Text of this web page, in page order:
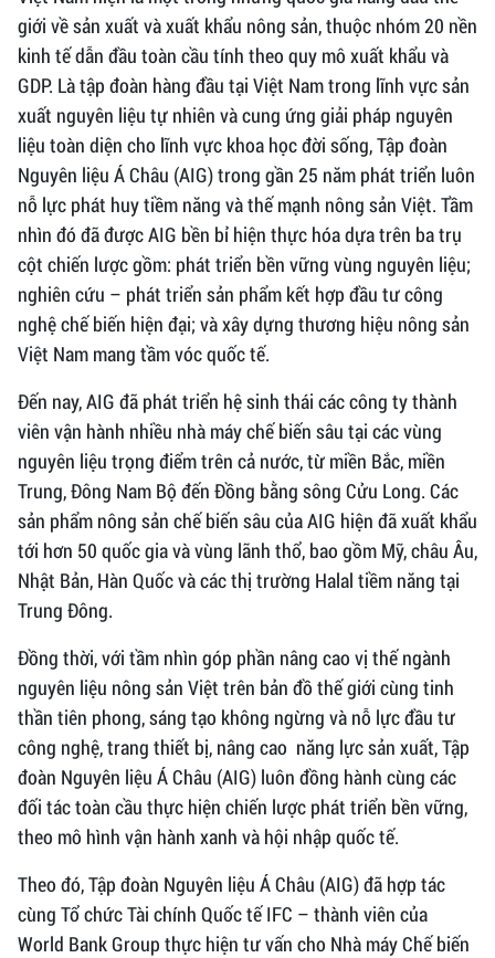
giới về sản xuất và xuất khẩu nông sản, thuộc nhóm 20 nền
kinh tế dẫn đầu toàn cầu tính theo quy mô xuất khẩu và
GDP. Là tập đoàn hàng đầu tại Việt Nam trong lĩnh vực sản
xuất nguyên liệu tự nhiên và cung ứng giải pháp nguyên
liệu toàn diện cho lĩnh vực khoa học đời sống, Tập đoàn
Nguyên liệu Á Châu (AIG) trong gần 25 năm phát triển luôn
nỗ lực phát huy tiềm năng và thế mạnh nông sản Việt. Tầm
nhìn đó đã được AIG bền bỉ hiện thực hóa dựa trên ba trụ
cột chiến lược gồm: phát triển bền vững vùng nguyên liệu;
nghiên cứu – phát triển sản phẩm kết hợp đầu tư công
nghệ chế biến hiện đại; và xây dựng thương hiệu nông sản
Việt Nam mang tầm vóc quốc tế.
Đến nay, AIG đã phát triển hệ sinh thái các công ty thành
viên vận hành nhiều nhà máy chế biến sâu tại các vùng
nguyên liệu trọng điểm trên cả nước, từ miền Bắc, miền
Trung, Đông Nam Bộ đến Đồng bằng sông Cửu Long. Các
sản phẩm nông sản chế biến sâu của AIG hiện đã xuất khẩu
tới hơn 50 quốc gia và vùng lãnh thổ, bao gồm Mỹ, châu Âu,
Nhật Bản, Hàn Quốc và các thị trường Halal tiềm năng tại
Trung Đông.
Đồng thời, với tầm nhìn góp phần nâng cao vị thế ngành
nguyên liệu nông sản Việt trên bản đồ thế giới cùng tinh
thần tiên phong, sáng tạo không ngừng và nỗ lực đầu tư
công nghệ, trang thiết bị, nâng cao năng lực sản xuất, Tập
đoàn Nguyên liệu Á Châu (AIG) luôn đồng hành cùng các
đối tác toàn cầu thực hiện chiến lược phát triển bền vững,
theo mô hình vận hành xanh và hội nhập quốc tế.
Theo đó, Tập đoàn Nguyên liệu Á Châu (AIG) đã hợp tác
cùng Tổ chức Tài chính Quốc tế IFC – thành viên của
World Bank Group thực hiện tư vấn cho Nhà máy Chế biến